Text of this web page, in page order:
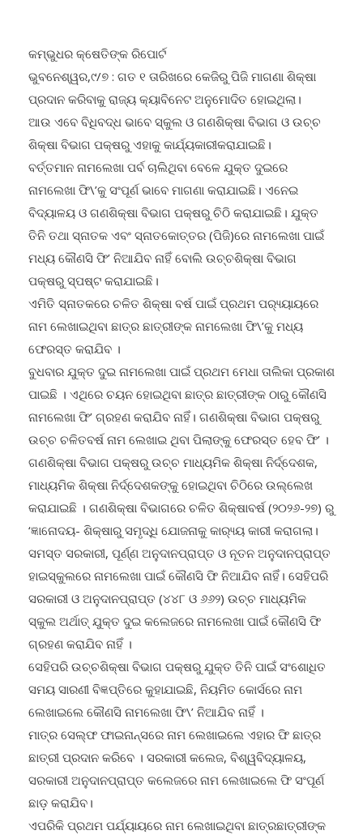
କମ୍ଭୁଧର କ୍ଷେତିଙ୍କ ରିପୋର୍ଟ
ଭୁବନେଶ୍ୱର,୯/୭ : ଗତ ୧ ତାରିଖରେ କେଜିରୁ ପିଜି ମାଗଣା ଶିକ୍ଷା
ପ୍ରଦାନ କରିବାକୁ ରାଜ୍ୟ କ୍ୟାବିନେଟ ଅନୁମୋଦିତ ହୋଇଥିଲା।
ଆଉ ଏବେ ବିଧିବଦ୍ଧ ଭାବେ ସ୍କୁଲ ଓ ଗଣଶିକ୍ଷା ବିଭାଗ ଓ ଉଚ୍ଚ
ଶିକ୍ଷା ବିଭାଗ ପକ୍ଷରୁ ଏହାକୁ କାର୍ଯ୍ୟକାରୀକରାଯାଇଛି।
ବର୍ତ୍ତମାନ ନାମଲେଖା ପର୍ବ ଚାଲିଥିବା ବେଳେ ଯୁକ୍ତ ଦୁଇରେ
ନାମଲେଖା ଫି\’କୁ ସଂପୂର୍ଣ ଭାବେ ମାଗଣା କରାଯାଇଛି। ଏନେଇ
ବିଦ୍ୟାଳୟ ଓ ଗଣଶିକ୍ଷା ବିଭାଗ ପକ୍ଷରୁ ଚିଠି କରାଯାଇଛି। ଯୁକ୍ତ
ତିନି ତଥା ସ୍ନାତକ ଏବଂ ସ୍ନାତକୋତ୍ତର (ପିଜି)ରେ ନାମଲେଖା ପାଇଁ
ମଧ୍ୟ କୌଣସି ଫି’ ନିଆଯିବ ନାହିଁ ବୋଲି ଉଚ୍ଚଶିକ୍ଷା ବିଭାଗ
ପକ୍ଷରୁ ସ୍ପଷ୍ଟ କରାଯାଇଛି।
ଏମିତି ସ୍ନାତକରେ ଚଳିତ ଶିକ୍ଷା ବର୍ଷ ପାଇଁ ପ୍ରଥମ ପର‌୍ୟ୍ୟାୟରେ
ନାମ ଲେଖାଇଥିବା ଛାତ୍ର ଛାତ୍ରୀଙ୍କ ନାମଲେଖା ଫି\’କୁ ମଧ୍ୟ
ଫେରସ୍ତ କରାଯିବ ।
ବୁଧବାର ଯୁକ୍ତ ଦୁଇ ନାମଲେଖା ପାଇଁ ପ୍ରଥମ ମେଧା ତାଲିକା ପ୍ରକାଶ
ପାଇଛି । ଏଥିରେ ଚୟନ ହୋଇଥିବା ଛାତ୍ର ଛାତ୍ରୀଙ୍କ ଠାରୁ କୌଣସି
ନାମଲେଖା ଫି’ ଗ୍ରହଣ କରାଯିବ ନାହିଁ। ଗଣଶିକ୍ଷା ବିଭାଗ ପକ୍ଷରୁ
ଉଚ୍ଚ ଚଳିତବର୍ଷ ନାମ ଲେଖାଇ ଥିବା ପିଲାଙ୍କୁ ଫେରସ୍ତ ହେବ ଫି’ ।
ଗଣଶିକ୍ଷା ବିଭାଗ ପକ୍ଷରୁ ଉଚ୍ଚ ମାଧ୍ୟମିକ ଶିକ୍ଷା ନିର୍ଦ୍ଦେଶକ,
ମାଧ୍ୟମିକ ଶିକ୍ଷା ନିର୍ଦ୍ଦେଶକଙ୍କୁ ହୋଇଥିବା ଚିଠିରେ ଉଲ୍ଲେଖ
କରାଯାଇଛି । ଗଣଶିକ୍ଷା ବିଭାଗରେ ଚଳିତ ଶିକ୍ଷାବର୍ଷ (୨୦୨୬-୨୭) ରୁ
‘ଜ୍ଞାନୋଦୟ- ଶିକ୍ଷାରୁ ସମୃଦ୍ଧି ଯୋଜନାକୁ କାର‌୍ୟ୍ୟ କାରୀ କରାଗଲା।
ସମସ୍ତ ସରକାରୀ, ପୂର୍ଣ୍ଣ ଅନୁଦାନପ୍ରାପ୍ତ ଓ ନୂତନ ଅନୁଦାନପ୍ରାପ୍ତ
ହାଇସ୍କୁଲରେ ନାମଲେଖା ପାଇଁ କୌଣସି ଫି ନିଆଯିବ ନାହିଁ। ସେହିପରି
ସରକାରୀ ଓ ଅନୁଦାନପ୍ରାପ୍ତ (୪୪୮ ଓ ୬୬୨) ଉଚ୍ଚ ମାଧ୍ୟମିକ
ସ୍କୁଲ ଅର୍ଥାତ୍ ଯୁକ୍ତ ଦୁଇ କଲେଜରେ ନାମଲେଖା ପାଇଁ କୌଣସି ଫି
ଗ୍ରହଣ କରାଯିବ ନାହିଁ ।
ସେହିପରି ଉଚ୍ଚଶିକ୍ଷା ବିଭାଗ ପକ୍ଷରୁ ଯୁକ୍ତ ତିନି ପାଇଁ ସଂଶୋଧିତ
ସମୟ ସାରଣୀ ବିଜ୍ଞପ୍ତିରେ କୁହାଯାଇଛି, ନିୟମିତ କୋର୍ସରେ ନାମ
ଲେଖାଇଲେ କୌଣସି ନାମଲେଖା ଫି\’ ନିଆଯିବ ନାହିଁ ।
ମାତ୍ର ସେଲ୍ଫ ଫାଇନାନ୍ସରେ ନାମ ଲେଖାଇଲେ ଏହାର ଫି ଛାତ୍ର
ଛାତ୍ରୀ ପ୍ରଦାନ କରିବେ । ସରକାରୀ କଲେଜ, ବିଶ୍ୱବିଦ୍ୟାଳୟ,
ସରକାରୀ ଅନୁଦାନପ୍ରାପ୍ତ କଲେଜରେ ନାମ ଲେଖାଇଲେ ଫି ସଂପୂର୍ଣ
ଛାଡ଼ କରାଯିବ।
ଏପରିକି ପ୍ରଥମ ପର୍ଯ୍ୟାୟରେ ନାମ ଲେଖାଇଥିବା ଛାତ୍ରଛାତ୍ରୀଙ୍କ